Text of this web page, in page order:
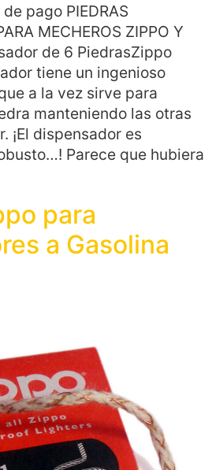
pago PIEDRAS
MECHEROS ZIPPO Y
de 6 PiedrasZippo
tiene un ingenioso
a la vez sirve para
manteniendo las otras
¡El dispensador es
Parece que hubiera
para
a Gasolina